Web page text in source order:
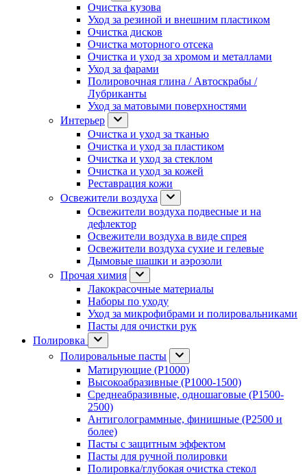
Очистка кузова
Уход за резиной и внешним пластиком
Очистка дисков
Очистка моторного отсека
Очистка и уход за хромом и металлами
Уход за фарами
Полировочная глина / Автоскрабы /
Лубриканты
Уход за матовыми поверхностями
Интерьер
Очистка и уход за тканью
Очистка и уход за пластиком
Очистка и уход за стеклом
Очистка и уход за кожей
Реставрация кожи
Освежители воздуха
Освежители воздуха подвесные и на
дефлектор
Освежители воздуха в виде спрея
Освежители воздуха сухие и гелевые
Дымовые шашки и аэрозоли
Прочая химия
Лакокрасочные материалы
Наборы по уходу
Уход за микрофибрами и полировальниками
Пасты для очистки рук
Полировка
Полировальные пасты
Матирующие (P1000)
Высокоабразивные (P1000-1500)
Среднеабразивные, одношаговые (P1500-
2500)
Антиголограммные, финишные (P2500 и
более)
Пасты с защитным эффектом
Пасты для ручной полировки
Полировка/глубокая очистка стекол